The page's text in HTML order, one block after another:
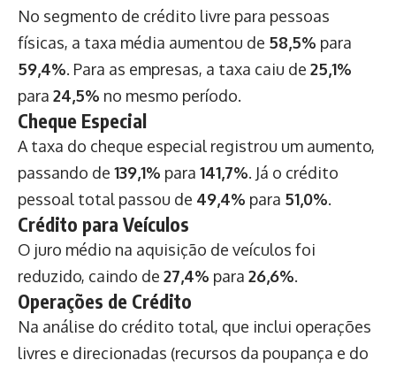
No segmento de crédito livre para pessoas
físicas, a taxa média aumentou de 58,5% para
59,4%. Para as empresas, a taxa caiu de 25,1%
para 24,5% no mesmo período.
Cheque Especial
A taxa do cheque especial registrou um aumento,
passando de 139,1% para 141,7%. Já o crédito
pessoal total passou de 49,4% para 51,0%.
Crédito para Veículos
O juro médio na aquisição de veículos foi
reduzido, caindo de 27,4% para 26,6%.
Operações de Crédito
Na análise do crédito total, que inclui operações
livres e direcionadas (recursos da poupança e do